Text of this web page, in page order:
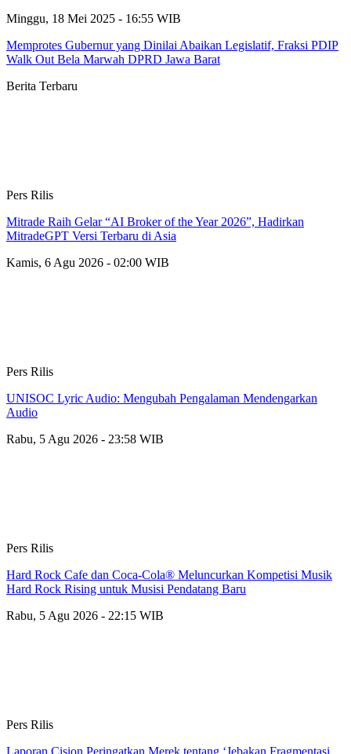
Minggu, 18 Mei 2025 - 16:55 WIB
Memprotes Gubernur yang Dinilai Abaikan Legislatif, Fraksi PDIP
Walk Out Bela Marwah DPRD Jawa Barat
Berita Terbaru
Pers Rilis
Mitrade Raih Gelar “AI Broker of the Year 2026”, Hadirkan
MitradeGPT Versi Terbaru di Asia
Kamis, 6 Agu 2026 - 02:00 WIB
Pers Rilis
UNISOC Lyric Audio: Mengubah Pengalaman Mendengarkan
Audio
Rabu, 5 Agu 2026 - 23:58 WIB
Pers Rilis
Hard Rock Cafe dan Coca-Cola® Meluncurkan Kompetisi Musik
Hard Rock Rising untuk Musisi Pendatang Baru
Rabu, 5 Agu 2026 - 22:15 WIB
Pers Rilis
Laporan Cision Peringatkan Merek tentang ‘Jebakan Fragmentasi